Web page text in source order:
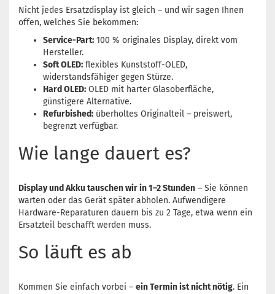
Nicht jedes Ersatzdisplay ist gleich – und wir sagen Ihnen
offen, welches Sie bekommen:
Service-Part: 100 % originales Display, direkt vom
Hersteller.
Soft OLED: flexibles Kunststoff-OLED,
widerstandsfähiger gegen Stürze.
Hard OLED: OLED mit harter Glasoberfläche,
günstigere Alternative.
Refurbished: überholtes Originalteil – preiswert,
begrenzt verfügbar.
Wie lange dauert es?
Display und Akku tauschen wir in 1–2 Stunden – Sie können
warten oder das Gerät später abholen. Aufwendigere
Hardware-Reparaturen dauern bis zu 2 Tage, etwa wenn ein
Ersatzteil beschafft werden muss.
So läuft es ab
Kommen Sie einfach vorbei – ein Termin ist nicht nötig. Ein